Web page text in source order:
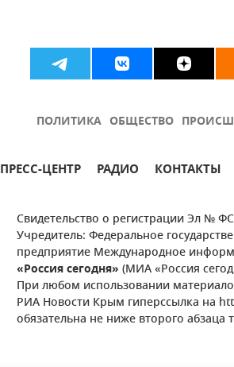
ПОЛИТИКА ОБЩЕСТВО
ПРЕСС-ЦЕНТР РАДИО КОНТАКТЫ
Свидетельство о регистрации Эл №
Учредитель: Федеральное
предприятие Международное
«Россия сегодня» (МИА «Россия
При любом использовании
РИА Новости Крым гиперссылка на
обязательна не ниже второго абзаца